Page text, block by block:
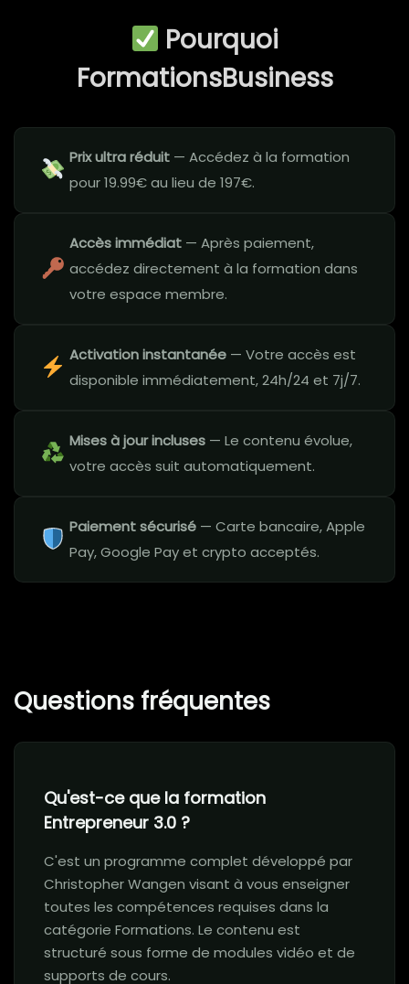
Pourquoi
FormationsBusiness
Prix ultra réduit — Accédez à la formation
pour 19.99€ au lieu de 197€.
Accès immédiat — Après paiement,
accédez directement à la formation dans
votre espace membre.
Activation instantanée — Votre accès est
disponible immédiatement, 24h/24 et 7j/7.
Mises à jour incluses — Le contenu évolue,
votre accès suit automatiquement.
Paiement sécurisé — Carte bancaire, Apple
Pay, Google Pay et crypto acceptés.
Questions fréquentes
Qu'est-ce que la formation
Entrepreneur 3.0 ?
C'est un programme complet développé par
Christopher Wangen visant à vous enseigner
toutes les compétences requises dans la
catégorie Formations. Le contenu est
structuré sous forme de modules vidéo et de
supports de cours.